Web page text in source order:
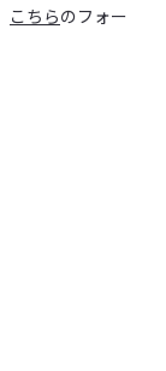
こちらのフォー